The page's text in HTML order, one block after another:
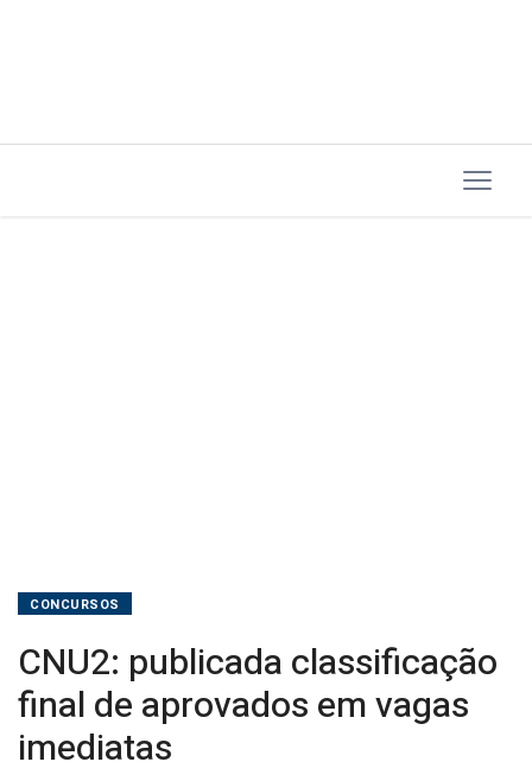
CONCURSOS
CNU2: publicada classificação
final de aprovados em vagas
imediatas